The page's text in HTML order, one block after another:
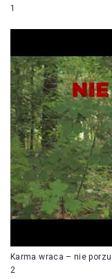
1
Karma wraca – nie
2